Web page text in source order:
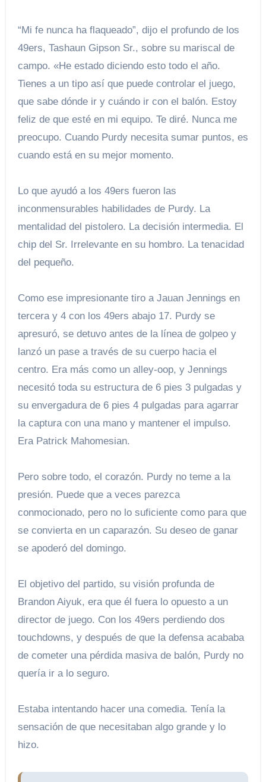
“Mi fe nunca ha flaqueado”, dijo el profundo de los
49ers, Tashaun Gipson Sr., sobre su mariscal de
campo. «He estado diciendo esto todo el año.
Tienes a un tipo así que puede controlar el juego,
que sabe dónde ir y cuándo ir con el balón. Estoy
feliz de que esté en mi equipo. Te diré. Nunca me
preocupo. Cuando Purdy necesita sumar puntos, es
cuando está en su mejor momento.
Lo que ayudó a los 49ers fueron las
inconmensurables habilidades de Purdy. La
mentalidad del pistolero. La decisión intermedia. El
chip del Sr. Irrelevante en su hombro. La tenacidad
del pequeño.
Como ese impresionante tiro a Jauan Jennings en
tercera y 4 con los 49ers abajo 17. Purdy se
apresuró, se detuvo antes de la línea de golpeo y
lanzó un pase a través de su cuerpo hacia el
centro. Era más como un alley-oop, y Jennings
necesitó toda su estructura de 6 pies 3 pulgadas y
su envergadura de 6 pies 4 pulgadas para agarrar
la captura con una mano y mantener el impulso.
Era Patrick Mahomesian.
Pero sobre todo, el corazón. Purdy no teme a la
presión. Puede que a veces parezca
conmocionado, pero no lo suficiente como para que
se convierta en un caparazón. Su deseo de ganar
se apoderó del domingo.
El objetivo del partido, su visión profunda de
Brandon Aiyuk, era que él fuera lo opuesto a un
director de juego. Con los 49ers perdiendo dos
touchdowns, y después de que la defensa acababa
de cometer una pérdida masiva de balón, Purdy no
quería ir a lo seguro.
Estaba intentando hacer una comedia. Tenía la
sensación de que necesitaban algo grande y lo
hizo.